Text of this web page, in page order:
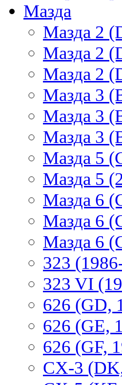
Мазда
Мазда 2
Мазда 2
Мазда 2
Мазда 3
Мазда 3
Мазда 3
Мазда 5
Мазда 5
Мазда 6
Мазда 6
Мазда 6
323
323 VI
626 (GD,
626 (GE,
626 (GF,
CX-3